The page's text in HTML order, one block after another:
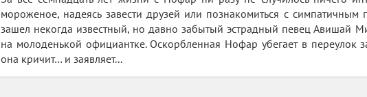
мороженое, надеясь завести друзей или познакомиться с
зашел некогда известный, но давно забытый эстрадный певец Авишай
на молоденькой официантке. Оскорбленная Нофар убегает в переулок
она кричит… и заявляет...